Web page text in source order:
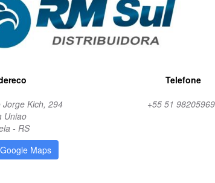
Jorge Kich, 294
Uniao
- RS
Maps
Telefone
+55 51